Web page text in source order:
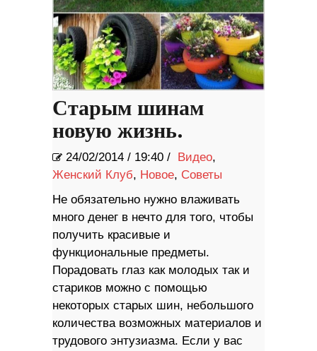
Старым шинам
новую жизнь.
24/02/2014 / 19:40 / Видео,
Женский Клуб, Новое, Советы
Не обязательно нужно влаживать
много денег в нечто для того, чтобы
получить красивые и
функциональные предметы.
Порадовать глаз как молодых так и
стариков можно с помощью
некоторых старых шин, небольшого
количества возможных материалов и
трудового энтузиазма. Если у вас